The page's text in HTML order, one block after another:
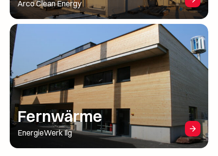
Arco Clean Energy
Fernwärme
EnergieWerk Ilg